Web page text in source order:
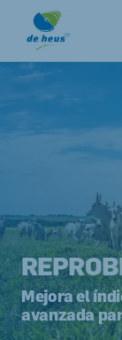
Mejora el
avanzada